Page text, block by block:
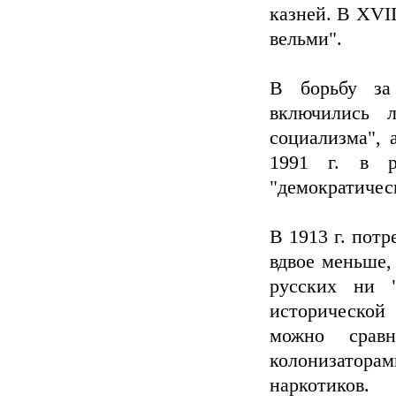
казней. В
вельми".
В борьбу за
включились
социализма",
1991 г. в
В 1913 г.
вдвое меньше,
русских ни
можно
наркотиков.